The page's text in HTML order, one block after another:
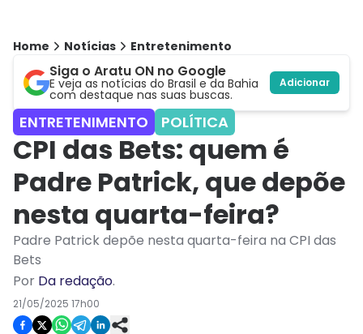
Home Notícias Entretenimento
Siga o Aratu ON no Google
E veja as notícias do Brasil e da Bahia
com destaque nas suas buscas.
Adicionar
ENTRETENIMENTO POLÍTICA
CPI das Bets: quem é
Padre Patrick, que depõe
nesta quarta-feira?
Padre Patrick depõe nesta quarta-feira na CPI das
Bets
Por Da redação.
21/05/2025 17h00